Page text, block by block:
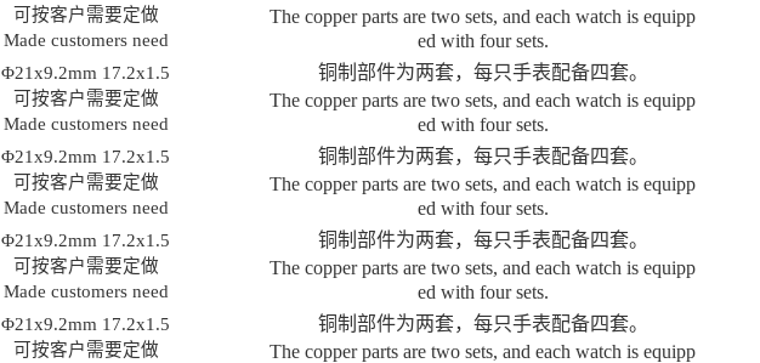
可按客户需要定做
Made customers need
The copper parts are two sets, and each watch is equipp
ed with four sets.
Φ21x9.2mm 17.2x1.5
可按客户需要定做
Made customers need
铜制部件为两套，每只手表配备四套。
The copper parts are two sets, and each watch is equipp
ed with four sets.
Φ21x9.2mm 17.2x1.5
可按客户需要定做
Made customers need
铜制部件为两套，每只手表配备四套。
The copper parts are two sets, and each watch is equipp
ed with four sets.
Φ21x9.2mm 17.2x1.5
可按客户需要定做
Made customers need
铜制部件为两套，每只手表配备四套。
The copper parts are two sets, and each watch is equipp
ed with four sets.
Φ21x9.2mm 17.2x1.5
可按客户需要定做
铜制部件为两套，每只手表配备四套。
The copper parts are two sets, and each watch is equipp